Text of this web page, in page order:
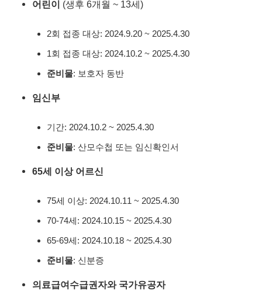
어린이 (생후 6개월 ~ 13세)
2회 접종 대상: 2024.9.20 ~ 2025.4.30
1회 접종 대상: 2024.10.2 ~ 2025.4.30
준비물: 보호자 동반
임신부
기간: 2024.10.2 ~ 2025.4.30
준비물: 산모수첩 또는 임신확인서
65세 이상 어르신
75세 이상: 2024.10.11 ~ 2025.4.30
70-74세: 2024.10.15 ~ 2025.4.30
65-69세: 2024.10.18 ~ 2025.4.30
준비물: 신분증
의료급여수급권자와 국가유공자